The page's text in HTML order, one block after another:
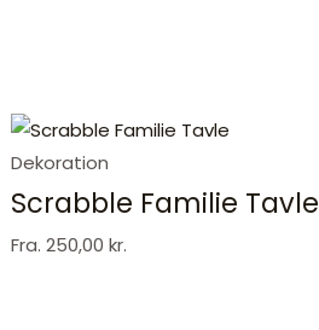
Dekoration
Scrabble Familie Tavle
Fra. 250,00kr.